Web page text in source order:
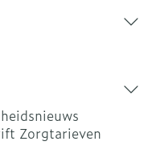
Zorgtarieven